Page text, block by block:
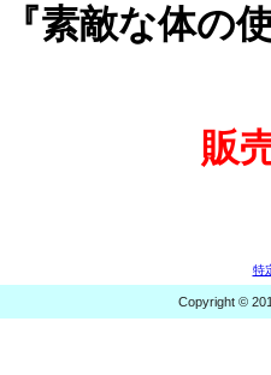
『素敵な体の
販
特
Copyright ©